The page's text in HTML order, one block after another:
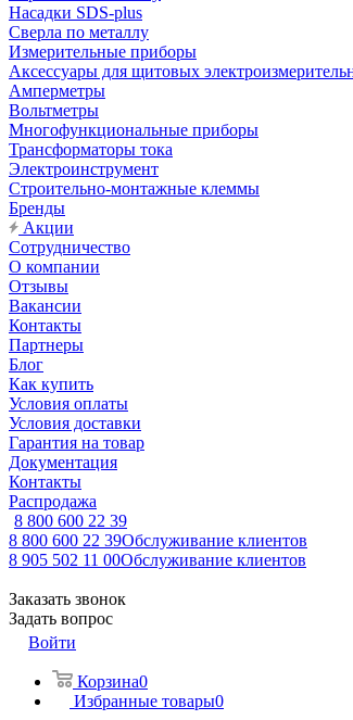
Насадки SDS-plus
Сверла по металлу
Измерительные приборы
Аксессуары для щитовых
Амперметры
Вольтметры
Многофункциональные приборы
Трансформаторы тока
Электроинструмент
Строительно-монтажные клеммы
Бренды
Акции
Сотрудничество
О компании
Отзывы
Вакансии
Контакты
Партнеры
Блог
Как купить
Условия оплаты
Условия доставки
Гарантия на товар
Документация
Контакты
Распродажа
8 800 600 22 39
8 800 600 22 39Обслуживание клиентов
8 905 502 11 00Обслуживание клиентов
Заказать звонок
Задать вопрос
Войти
Корзина0
Избранные товары0